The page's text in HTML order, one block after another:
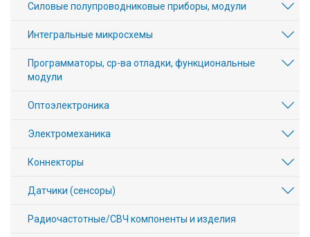
Силовые полупроводниковые приборы, модули
Интегральные микросхемы
Программаторы, ср-ва отладки, функциональные
модули
Оптоэлектроника
Электромеханика
Коннекторы
Датчики (сенсоры)
Радиочастотные/СВЧ компоненты и изделия